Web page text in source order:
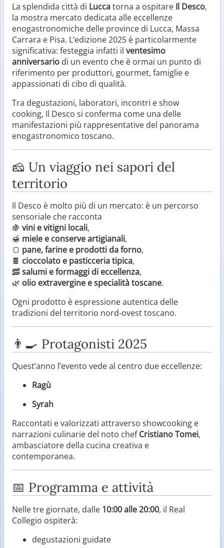
La splendida città di Luccatorna a ospitare Il Desco,
la mostra mercato dedicata alle eccellenze
enogastronomiche delle province di Lucca, Massa
Carrara e Pisa. L’edizione 2025 è particolarmente
significativa: festeggia infatti il ventesimo
anniversario di un evento che è ormai un punto di
riferimento per produttori, gourmet, famiglie e
appassionati di cibo di qualità.
Tra degustazioni, laboratori, incontri e show
cooking, Il Desco si conferma come una delle
manifestazioni più rappresentative del panorama
enogastronomico toscano.
🧀 Un viaggio nei sapori del
territorio
Il Desco è molto più di un mercato: è un percorso
sensoriale che racconta
🍇 vini e vitigni locali,
🍯 miele e conserve artigianali,
🍞 pane, farine e prodotti da forno,
🍫 cioccolato e pasticceria tipica,
🥓 salumi e formaggi di eccellenza,
🌿 olio extravergine e specialità toscane.
Ogni prodotto è espressione autentica delle
tradizioni del territorio nord-ovest toscano.
👨‍🍳 Protagonisti 2025
Quest’anno l’evento vede al centro due eccellenze:
Ragù
Syrah
Raccontati e valorizzati attraverso showcooking e
narrazioni culinarie del noto chefCristiano Tomei,
ambasciatore della cucina creativa e
contemporanea.
📅 Programma e attività
Nelle tre giornate, dalle 10:00 alle 20:00, il Real
Collegio ospiterà:
degustazioni guidate